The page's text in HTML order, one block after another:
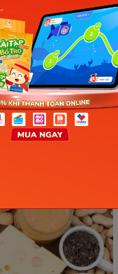
toàn Thực phẩm
tiêu thụ ít nhất
với cơ
đảm nhiệm một
quan trọng nhất